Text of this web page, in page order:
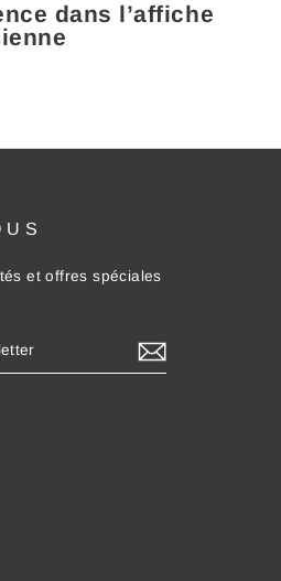
dans l’affiche
et offres spéciales